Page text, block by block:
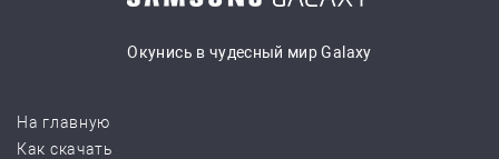
Окунись в чудесный мир Galaxy
На главную
Как скачать